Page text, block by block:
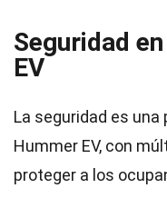
Seguridad
EV
La seguridad es una
Hummer EV, con
proteger a los